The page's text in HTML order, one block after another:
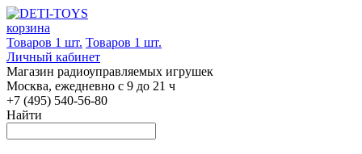
корзина
Товаров 1 шт. Товаров 1 шт.
Личный кабинет
Магазин радиоуправляемых игрушек
Москва, ежедневно с 9 до 21 ч
+7 (495) 540-56-80
Найти